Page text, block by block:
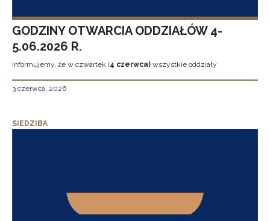
GODZINY OTWARCIA ODDZIAŁÓW 4-
5.06.2026 R.
Informujemy, że w czwartek (4 czerwca) wszystkie oddziały
3 czerwca, 2026
SIEDZIBA